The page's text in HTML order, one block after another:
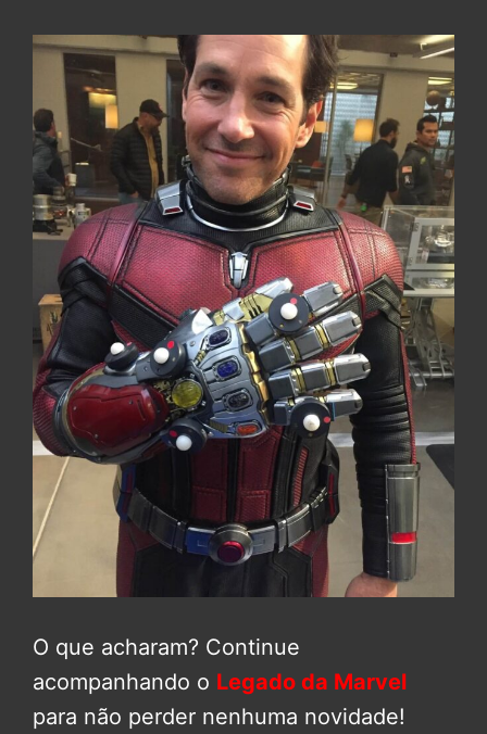
O que acharam? Continue
acompanhando o Legado da Marvel
para não perder nenhuma novidade!